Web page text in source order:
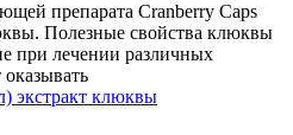
препарата Cranberry Caps
Полезные свойства клюквы
при лечении различных